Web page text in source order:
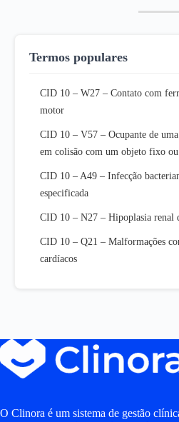
Termos populares
CID 10 – W27 – Contato com
motor
CID 10 – V57 – Ocupante de
em colisão com um objeto fixo
CID 10 – A49 – Infecção
especificada
CID 10 – N27 – Hipoplasia renal
CID 10 – Q21 – Malformações
cardíacos
O Clinora é um sistema de gestão